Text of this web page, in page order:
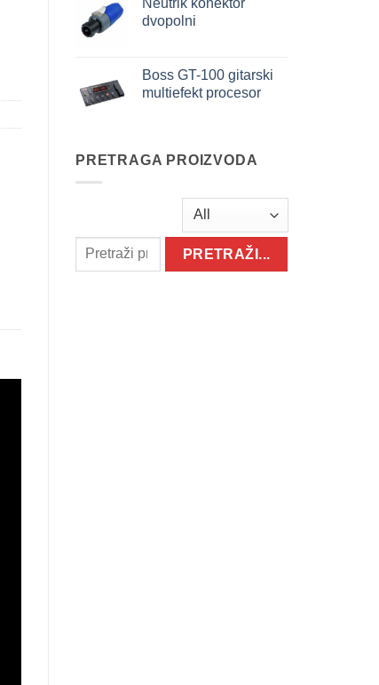
Neutrik konektor
dvopolni
Boss GT-100 gitarski
multiefekt procesor
PRETRAGA PROIZVODA